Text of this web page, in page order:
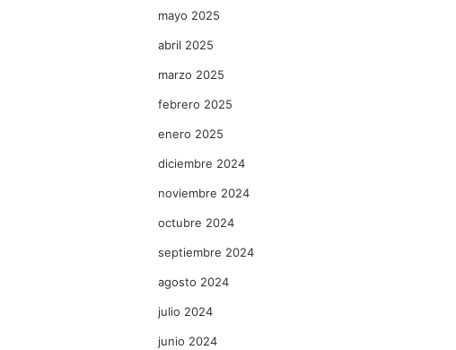
mayo 2025
abril 2025
marzo 2025
febrero 2025
enero 2025
diciembre 2024
noviembre 2024
octubre 2024
septiembre 2024
agosto 2024
julio 2024
junio 2024